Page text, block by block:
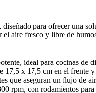
, diseñado para ofrecer una
aire fresco y libre de
ideal para cocinas de
17,5 x 17,5 cm en el frente
que aseguran un flujo de
rpm, con rodamientos